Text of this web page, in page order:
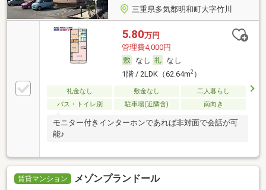
三重県多気郡明和町大字竹川
5.80万円
管理費4,000円
なし
なし
1階 / 2LDK（62.64m2）
礼金なし 敷金なし
二人暮らし
バス・トイレ別
駐車場(近隣含) 南向き
モニター付きインターホンであれば非対面で会話が可
能♪
賃貸マンション メゾンプランドール